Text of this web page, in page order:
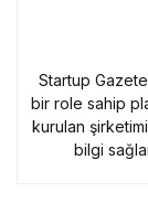
Startup
bir role sahip
kurulan
bilgi